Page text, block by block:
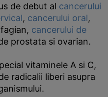
de debut al cancerului
, cancerului oral,
cancerului de
prostata si ovarian.
vitaminele A si C,
radicalii liberi asupra